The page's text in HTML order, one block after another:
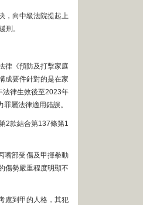
，向中級法院提起上
刑。
律《預防及打擊家庭
成要件針對的是在家
法律生效後至2023年
屬法律適用錯誤。
2款結合第137條第1
嘴部受傷及甲揮拳動
傷勢嚴重程度明顯不
慮到甲的人格，其犯